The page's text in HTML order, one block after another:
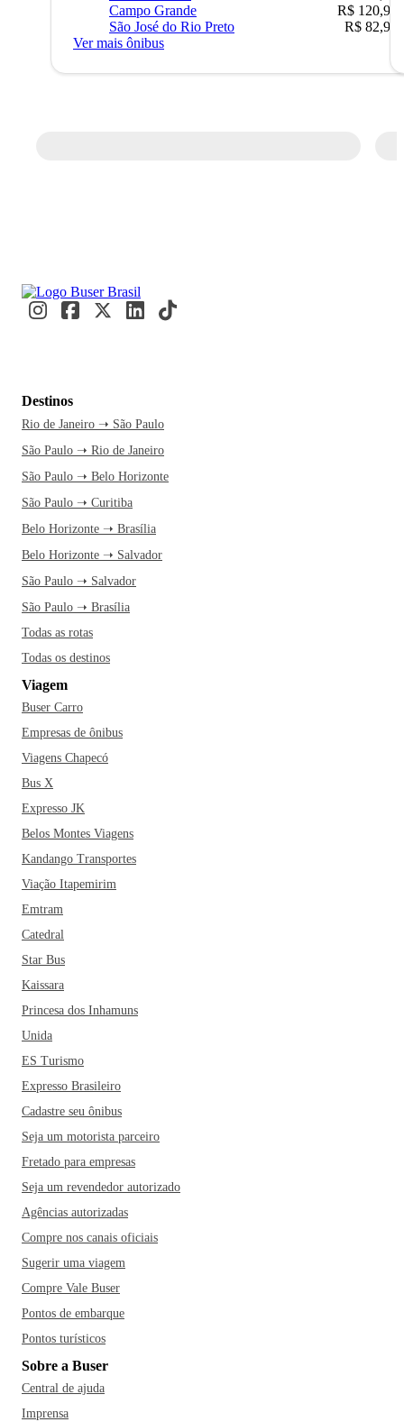
Campo Grande
R$ 120,90
São José do Rio Preto
R$ 82,90
Ver mais ônibus
Destinos
Rio de Janeiro ➝ São Paulo
São Paulo ➝ Rio de Janeiro
São Paulo ➝ Belo Horizonte
São Paulo ➝ Curitiba
Belo Horizonte ➝ Brasília
Belo Horizonte ➝ Salvador
São Paulo ➝ Salvador
São Paulo ➝ Brasília
Todas as rotas
Todas os destinos
Viagem
Buser Carro
Empresas de ônibus
Viagens Chapecó
Bus X
Expresso JK
Belos Montes Viagens
Kandango Transportes
Viação Itapemirim
Emtram
Catedral
Star Bus
Kaissara
Princesa dos Inhamuns
Unida
ES Turismo
Expresso Brasileiro
Cadastre seu ônibus
Seja um motorista parceiro
Fretado para empresas
Seja um revendedor autorizado
Agências autorizadas
Compre nos canais oficiais
Sugerir uma viagem
Compre Vale Buser
Pontos de embarque
Pontos turísticos
Sobre a Buser
Central de ajuda
Imprensa